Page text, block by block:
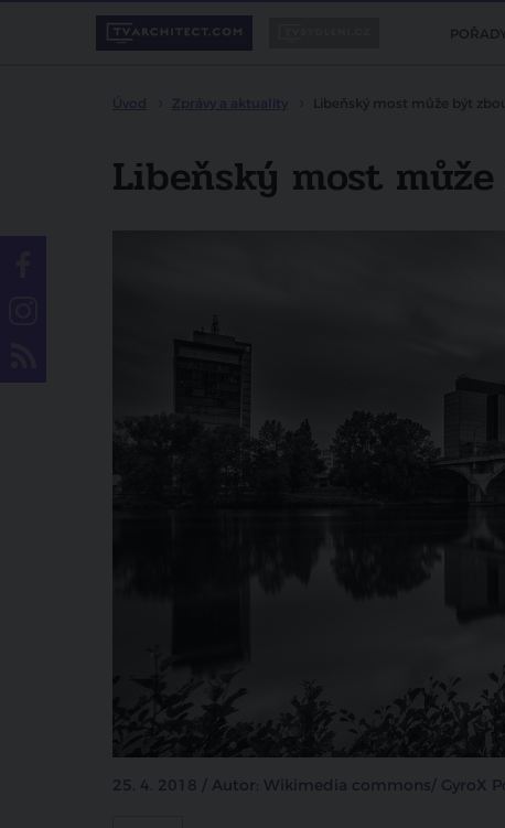
Libeňský most může být
Libeňský most
25. 4. 2018 / Autor: Wikimedia commons/ GyroX